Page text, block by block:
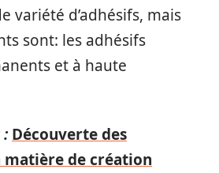
variété d’adhésifs, mais
sont: les adhésifs
et à haute
Découverte des
de création